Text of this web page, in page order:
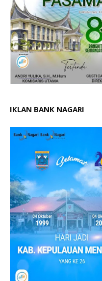
IKLAN BANK NAGARI